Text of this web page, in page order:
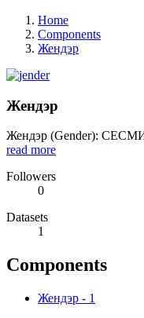
Home
Components
Жендэр
Жендэр
Жендэр (Gender): СЕСМИМ
read more
Followers
0
Datasets
1
Components
Жендэр - 1